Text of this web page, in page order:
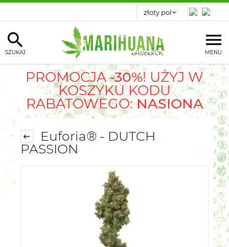
MENU
SZUKAJ
PROMOCJA-30%! UŻYJ W
KOSZYKU KODU
RABATOWEGO:NASIONA
Euforia® - DUTCH
PASSION